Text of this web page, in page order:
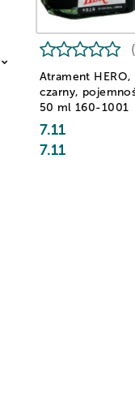
Atrament HERO,
czarny,
50 ml 160-1001
7.11
7.11